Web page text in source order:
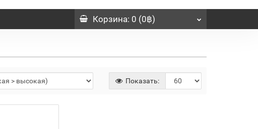
Корзина: 0 (0฿)
Показать: